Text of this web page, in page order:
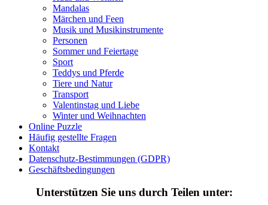
Frühling und Ostern
Halloween und Herbst
Haus und Wohnen
Märchen und Feen
Musik und Musikinstrumente
Personen
Sommer und Feiertage
Sport
Mandalas
Märchen und Feen
Musik und Musikinstrumente
Personen
Sommer und Feiertage
Sport
Teddys und Pferde
Tiere und Natur
Transport
Valentinstag und Liebe
Winter und Weihnachten
Online Puzzle
Häufig gestellte Fragen
Kontakt
Datenschutz-Bestimmungen (GDPR)
Geschäftsbedingungen
Unterstützen Sie uns durch Teilen unter: